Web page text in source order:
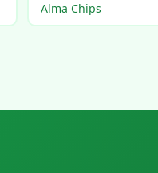
Alma Chips